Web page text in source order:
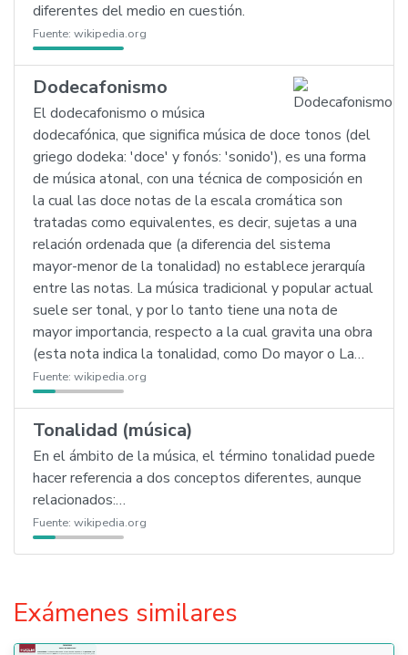
diferentes del medio en cuestión.
Fuente: wikipedia.org
Dodecafonismo
El dodecafonismo o música
dodecafónica, que significa música de doce tonos (del
griego dodeka: 'doce' y fonós: 'sonido'), es una forma
de música atonal, con una técnica de composición en
la cual las doce notas de la escala cromática son
tratadas como equivalentes, es decir, sujetas a una
relación ordenada que (a diferencia del sistema
mayor-menor de la tonalidad) no establece jerarquía
entre las notas. La música tradicional y popular actual
suele ser tonal, y por lo tanto tiene una nota de
mayor importancia, respecto a la cual gravita una obra
(esta nota indica la tonalidad, como Do mayor o La…
Fuente: wikipedia.org
Tonalidad (música)
En el ámbito de la música, el término tonalidad puede
hacer referencia a dos conceptos diferentes, aunque
relacionados:…
Fuente: wikipedia.org
Exámenes similares